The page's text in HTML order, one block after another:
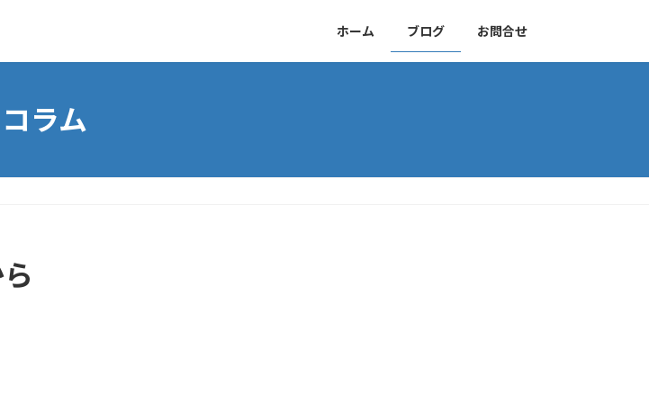
ホーム ブログ お問合せ
コラム